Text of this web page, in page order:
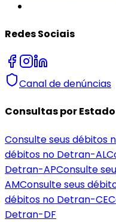
Redes Sociais
Canal de denúncias
Consultas por Estado
Consulte seus débitos
débitos no Detran-AL
Detran-APConsulte
AMConsulte seus
débitos no Detran-CE
Detran-DF